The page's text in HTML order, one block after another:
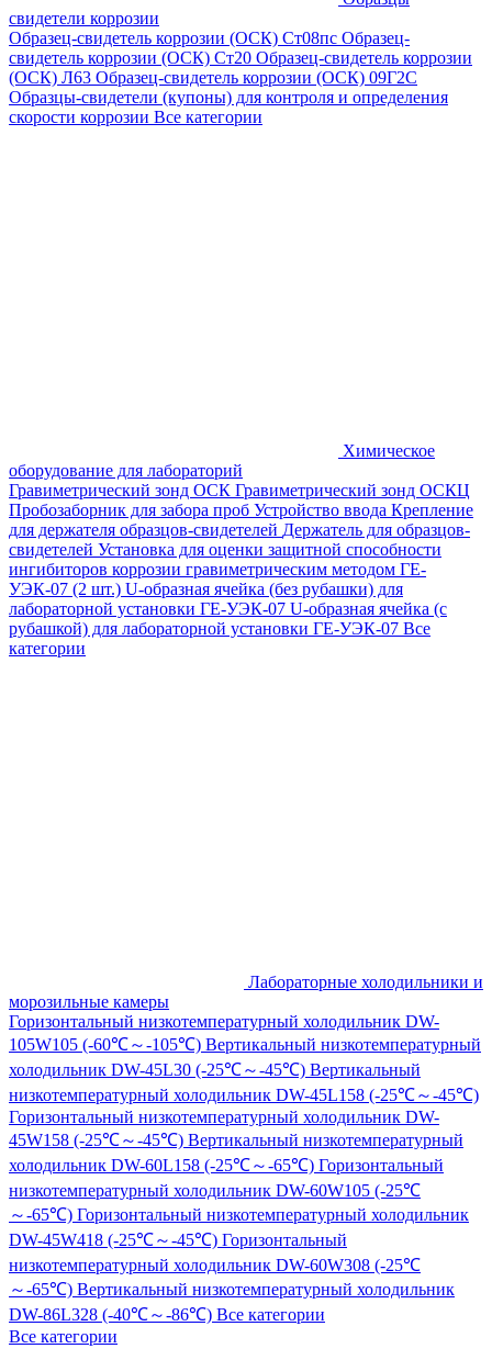
свидетели коррозии
Образец-свидетель коррозии (ОСК) Ст08пс Образец-
свидетель коррозии (ОСК) Ст20 Образец-свидетель коррозии
(ОСК) Л63 Образец-свидетель коррозии (ОСК) 09Г2С
Образцы-свидетели (купоны) для контроля и определения
скорости коррозии Все категории
Химическое
оборудование для лабораторий
Гравиметрический зонд ОСК Гравиметрический зонд ОСКЦ
Пробозаборник для забора проб Устройство ввода Крепление
для держателя образцов-свидетелей Держатель для образцов-
свидетелей Установка для оценки защитной способности
ингибиторов коррозии гравиметрическим методом ГЕ-
УЭК-07 (2 шт.) U-образная ячейка (без рубашки) для
лабораторной установки ГЕ-УЭК-07 U-образная ячейка (с
рубашкой) для лабораторной установки ГЕ-УЭК-07 Все
категории
Лабораторные холодильники и
морозильные камеры
Горизонтальный низкотемпературный холодильник DW-
105W105 (-60℃～-105℃) Вертикальный низкотемпературный
холодильник DW-45L30 (-25℃～-45℃) Вертикальный
низкотемпературный холодильник DW-45L158 (-25℃～-45℃)
Горизонтальный низкотемпературный холодильник DW-
45W158 (-25℃～-45℃) Вертикальный низкотемпературный
холодильник DW-60L158 (-25℃～-65℃) Горизонтальный
низкотемпературный холодильник DW-60W105 (-25℃
～-65℃) Горизонтальный низкотемпературный холодильник
DW-45W418 (-25℃～-45℃) Горизонтальный
низкотемпературный холодильник DW-60W308 (-25℃
～-65℃) Вертикальный низкотемпературный холодильник
DW-86L328 (-40℃～-86℃) Все категории
Все категории